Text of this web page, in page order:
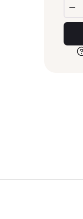
пользователей
1 бонус за 100 руб. от